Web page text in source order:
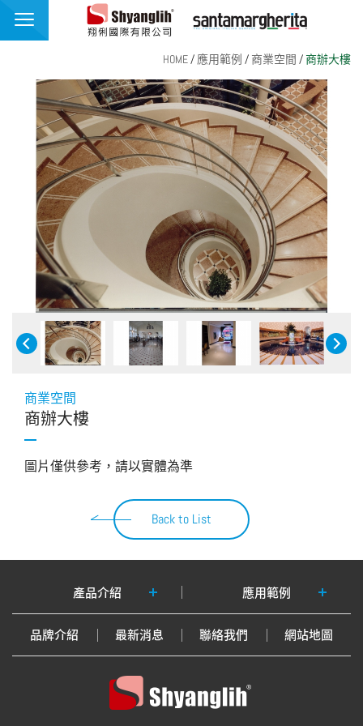
翔俐國際有限公司
品牌介紹
最新消息
產品介紹
應用範例
繁體中文 English
HOME/ 應用範例 / 商業空間 / 商辦大樓
商業空間
商辦大樓
圖片僅供參考，請以實體為準
Back to List
產品介紹 應用範例
品牌介紹 最新消息 聯絡我們 網站地圖